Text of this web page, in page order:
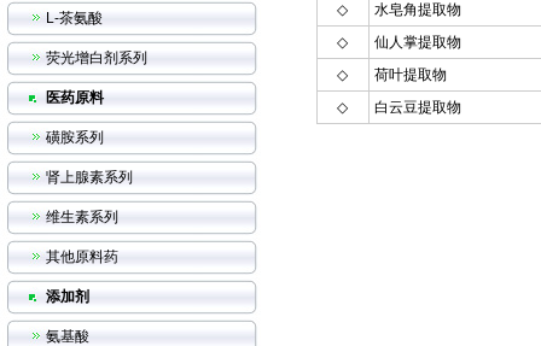
L-茶氨酸
荧光增白剂系列
医药原料
磺胺系列
肾上腺素系列
维生素系列
其他原料药
添加剂
氨基酸
◇
水皂角提取物
◇
仙人掌提取物
◇
荷叶提取物
◇
白云豆提取物